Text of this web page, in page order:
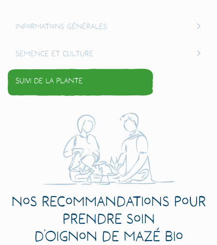
Informations générales
Semence et culture
Suivi de la plante
Nos recommandations pour
prendre soin
d’Oignon de Mazé Bio